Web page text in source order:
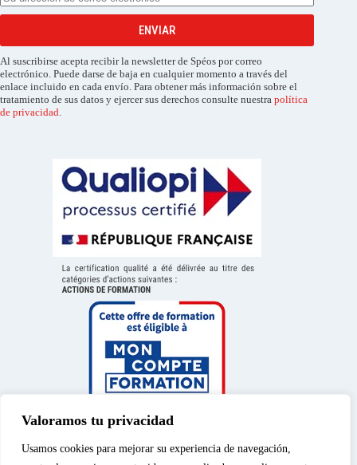
Valoramos tu privacidad
Usamos cookies para mejorar su experiencia de navegación,
ENVIAR
Al suscribirse acepta recibir la newsletter de Spéos por correo
electrónico. Puede darse de baja en cualquier momento a través del
enlace incluido en cada envío. Para obtener más información sobre el
tratamiento de sus datos y ejercer sus derechos consulte nuestra política
de privacidad.